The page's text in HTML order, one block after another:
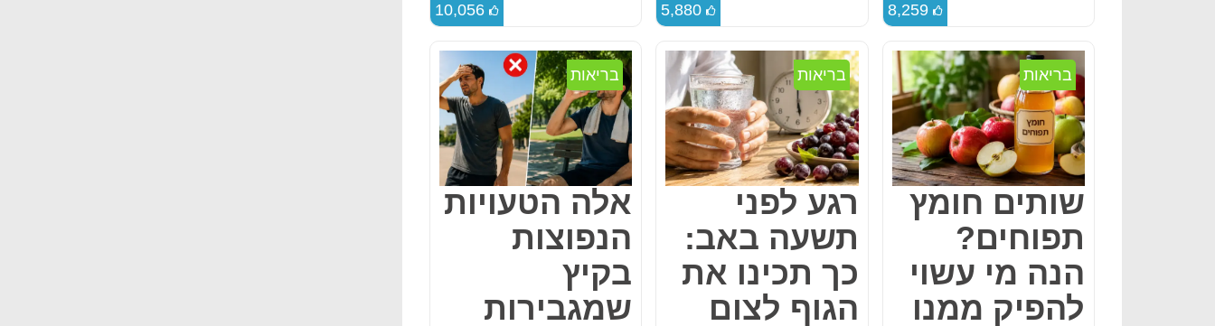
8,259
5,880
10,056
בריאות
שותים חומץ
תפוחים?
הנה מי עשוי
להפיק ממנו
בריאות
רגע לפני
תשעה באב:
כך תכינו את
הגוף לצום
בריאות
אלה הטעויות
הנפוצות
בקיץ
שמגבירות